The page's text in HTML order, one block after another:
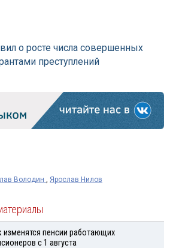
о росте числа совершенных
преступлений
Володин , Ярослав Нилов
изменятся пенсии работающих
с 1 августа